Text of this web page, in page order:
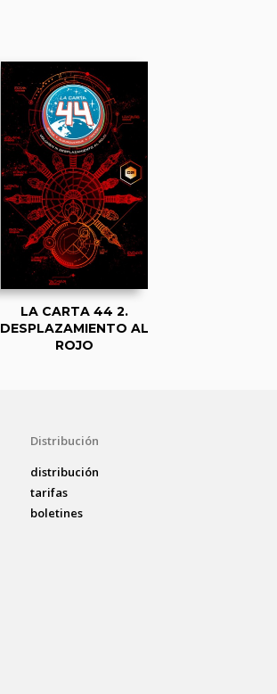
LA CARTA 44 2.
DESPLAZAMIENTO AL
ROJO
Distribución
distribución
tarifas
boletines